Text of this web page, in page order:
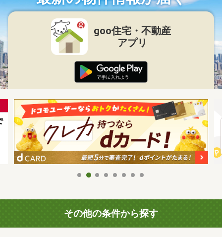
goo住宅・不動産
アプリ
その他の条件から探す